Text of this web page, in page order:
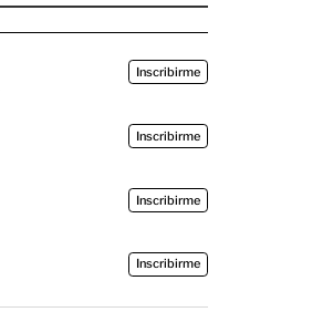
Inscribirme
Inscribirme
Inscribirme
Inscribirme